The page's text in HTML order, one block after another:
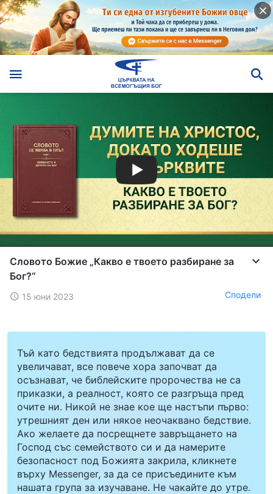
Словото Божие „Какво е твоето разбиране за
Бог?“
15 юни 2023 Сподели
Тъй като бедствията продължават да се
увеличават, все повече хора започват да
осъзнават, че библейските пророчества не са
приказки, а реалност, която се разгръща пред
очите ни. Никой не знае кое ще настъпи първо:
утрешният ден или някое неочаквано бедствие.
Ако желаете да посрещнете завръщането на
Господ със семейството си и да намерите
безопасност под Божията закрила, кликнете
върху Messenger, за да се присъедините към
нашата група за изучаване. Не чакайте до утре.